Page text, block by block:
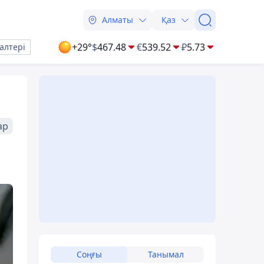
Алматы Қаз
+29°$467.48 €539.52 ₽5.73
Соңғы Танымал